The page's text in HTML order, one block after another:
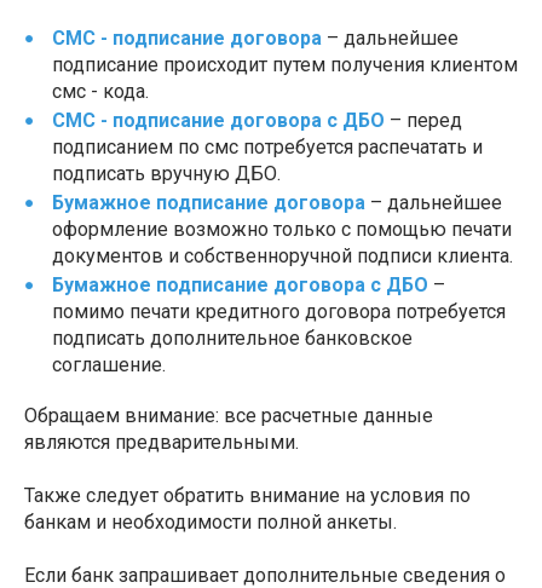
СМС - подписание договора– дальнейшее
подписание происходит путем получения клиентом
смс - кода.
СМС - подписание договора с ДБО – перед
подписанием по смс потребуется распечатать и
подписать вручную ДБО.
Бумажное подписание договора– дальнейшее
оформление возможно только с помощью печати
документов и собственноручной подписи клиента.
Бумажное подписание договора с ДБО –
помимо печати кредитного договора потребуется
подписать дополнительное банковское
соглашение.
Обращаем внимание: все расчетные данные
являются предварительными.
Также следует обратить внимание на условия по
банкам и необходимости полной анкеты.
Если банк запрашивает дополнительные сведения о